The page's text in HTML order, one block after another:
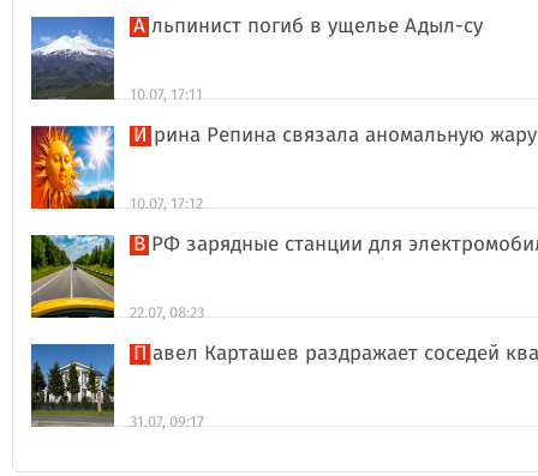
Альпинист погиб в ущелье Адыл-су
10.07, 17:11
Ирина Репина связала аномальную
10.07, 17:12
В РФ зарядные станции для
22.07, 08:23
Павел Карташев раздражает соседей
31.07, 09:17